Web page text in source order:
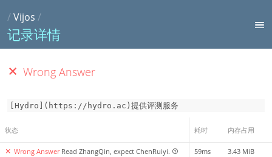
/Vijos /
记录详情
Wrong Answer
[Hydro](https://hydro.ac)提供评测服务
状态 耗时 内存占用
Wrong Answer Read ZhangQin, expect ChenRuiyi. 59ms 3.43 MiB